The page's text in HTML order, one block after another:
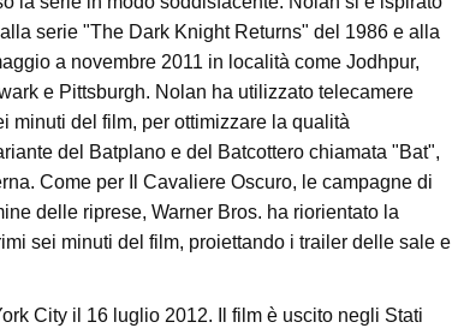
serie "The Dark Knight Returns" del 1986 e alla
a novembre 2011 in località come Jodhpur,
e Pittsburgh. Nolan ha utilizzato telecamere
minuti del film, per ottimizzare la qualità
del Batplano e del Batcottero chiamata "Bat",
Come per Il Cavaliere Oscuro, le campagne di
delle riprese, Warner Bros. ha riorientato la
sei minuti del film, proiettando i trailer delle sale e
City il 16 luglio 2012. Il film è uscito negli Stati